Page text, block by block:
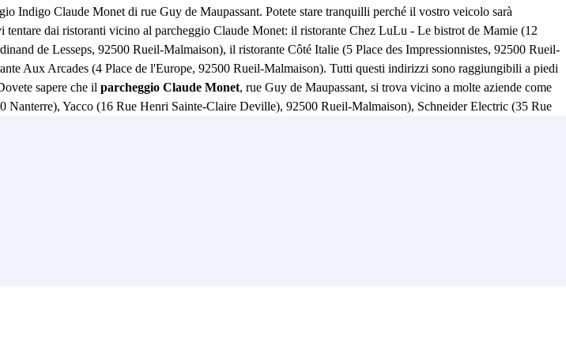
Indigo Claude Monet di rue Guy de Maupassant. Potete stare tranquilli perché il vostro veicolo sarà
dai ristoranti vicino al parcheggio Claude Monet: il ristorante Chez LuLu - Le bistrot de Mamie (12
de Lesseps, 92500 Rueil-Malmaison), il ristorante Côté Italie (5 Place des Impressionnistes, 92500 Rueil-
Aux Arcades (4 Place de l'Europe, 92500 Rueil-Malmaison). Tutti questi indirizzi sono raggiungibili a piedi
sapere che il parcheggio Claude Monet, rue Guy de Maupassant, si trova vicino a molte aziende come
Yacco (16 Rue Henri Sainte-Claire Deville), 92500 Rueil-Malmaison), Schneider Electric (35 Rue
rue Henri Sainte-Claire Deville, 92500 Rueil-Malmaison). Troverete anche il Centre Culturel Espace
e prenotate il vostro posto auto online nel parcheggio Indigo Claude Monet con Parclick!